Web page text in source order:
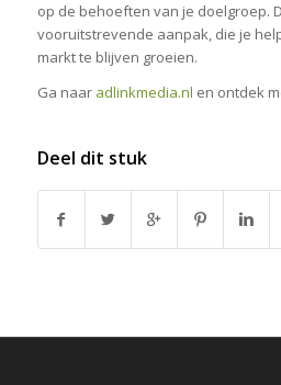
op de behoeften van je doelgroep.
vooruitstrevende aanpak, die je
markt te blijven groeien.
Ga naar adlinkmedia.nl en ontdek
Deel dit stuk